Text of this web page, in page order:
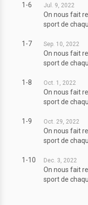
1-6 Jul. 9, 2022
On nous fait
sport de
1-7 Sep. 10, 2022
On nous fait
sport de
1-8 Oct. 1, 2022
On nous fait
sport de
1-9 Oct. 29, 2022
On nous fait
sport de
1-10 Dec. 3, 2022
On nous fait
sport de